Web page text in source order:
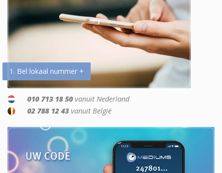
1. Bel lokaal nummer +
010 713 18 50 vanuit Nederland
02 788 12 43 vanuit België